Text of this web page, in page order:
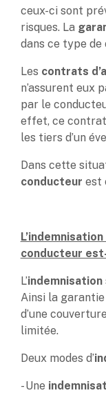
ceux-ci sont
risques. La
dans ce type
Les contrats
n’assurent eux
par le
effet, ce
les tiers d’un
Dans cette
conducteur est
conducteur
L’indemnisation
Ainsi la garantie
d’une
limitée.
Deux modes d’
- Une